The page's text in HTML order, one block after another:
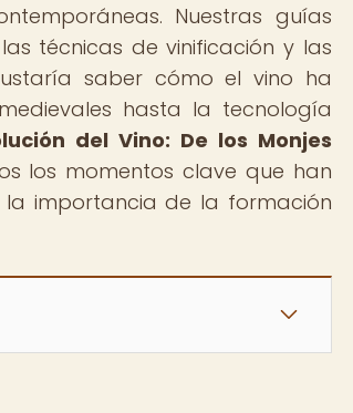
Nuestras guías
técnicas de vinificación y las
saber cómo el vino ha
hasta la tecnología
del Vino: De los Monjes
los momentos clave que han
la importancia de la formación